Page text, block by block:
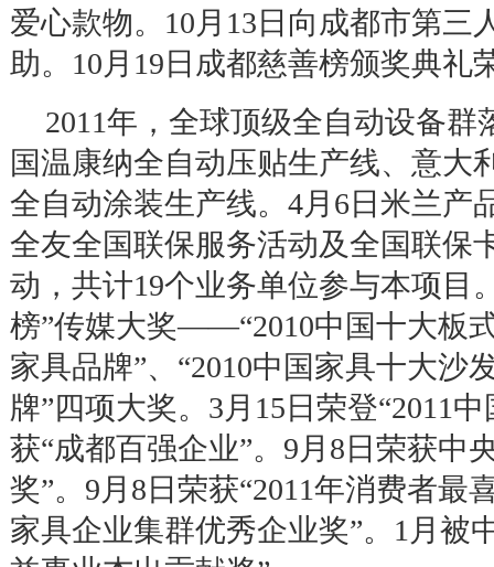
爱心款物。 10月 13 日向成都市第三
助。 10月 19 日成都慈善榜颁奖典礼
2011年，全球顶级全自动设备群
国温康纳全自动压贴生产线、意大
全自动涂装生产线。 4月 6日米兰产
全友全国联保服务活动及全国联保
动，共计19个业务单位参与本项目
榜”传媒大奖——“2010中国十大板
家具品牌”、 “2010中国家具十大沙
牌”四项大奖。 3月 15 日荣登“2011中
获“成都百强企业”。 9月 8 日荣获中
奖”。 9月 8 日荣获“2011年消费者最
家具企业集群优秀企业奖”。 1 月被